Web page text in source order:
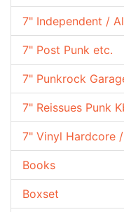
7" Independent /
7" Post Punk etc.
7" Punkrock
7" Reissues Punk
7" Vinyl Hardcore
Books
Boxset